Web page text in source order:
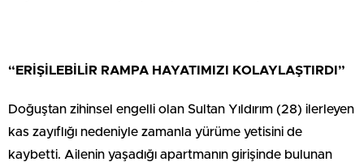
“ERİŞİLEBİLİR RAMPA HAYATIMIZI KOLAYLAŞTIRDI”
Doğuştan zihinsel engelli olan Sultan Yıldırım (28) ilerleyen
kas zayıflığı nedeniyle zamanla yürüme yetisini de
kaybetti. Ailenin yaşadığı apartmanın girişinde bulunan